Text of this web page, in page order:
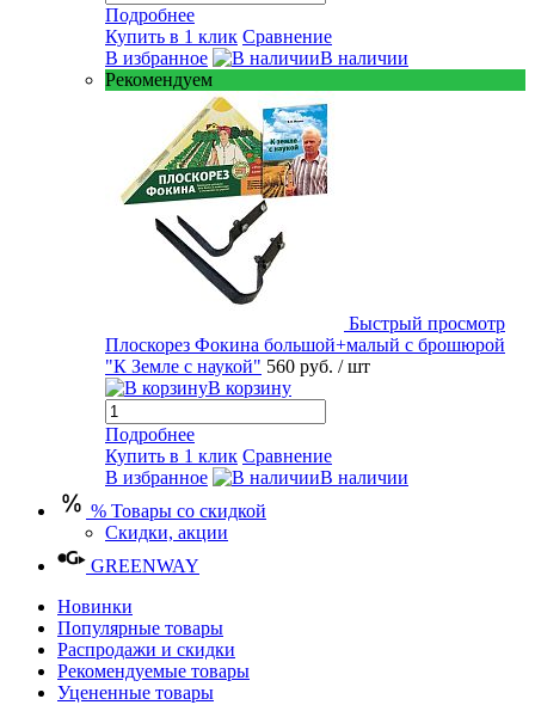
Подробнее
Купить в 1 клик Сравнение
В избранное
В наличии
Рекомендуем
Быстрый просмотр
Плоскорез Фокина большой+малый с брошюрой
"К Земле с наукой" 560 руб. / шт
В корзину
Подробнее
Купить в 1 клик Сравнение
В избранное
В наличии
% Товары со скидкой
Скидки, акции
GREENWAY
Новинки
Популярные товары
Распродажи и скидки
Рекомендуемые товары
Уцененные товары